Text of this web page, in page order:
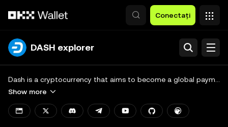
Conectați
DASH explorer
Blockchain
More
View all chains
Show more